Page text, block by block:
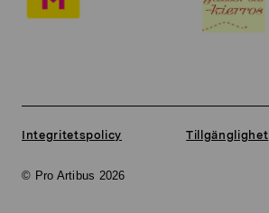
© Pro Artibus 2026
Integritetspolicy Tillgänglighet